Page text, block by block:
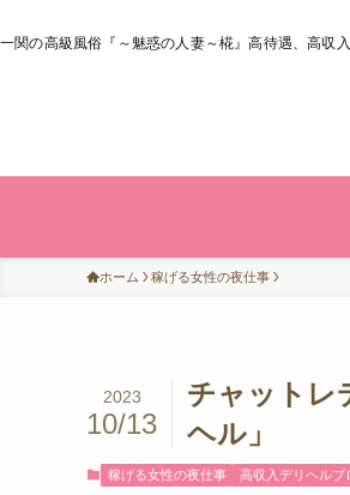
一関の高級風俗『～魅惑の人妻～椛』高待遇、高収
ホーム 稼げる女性の夜仕事
チャットレ
ヘル」
2023
10/13
稼げる女性の夜仕事 高収入デリヘルブ